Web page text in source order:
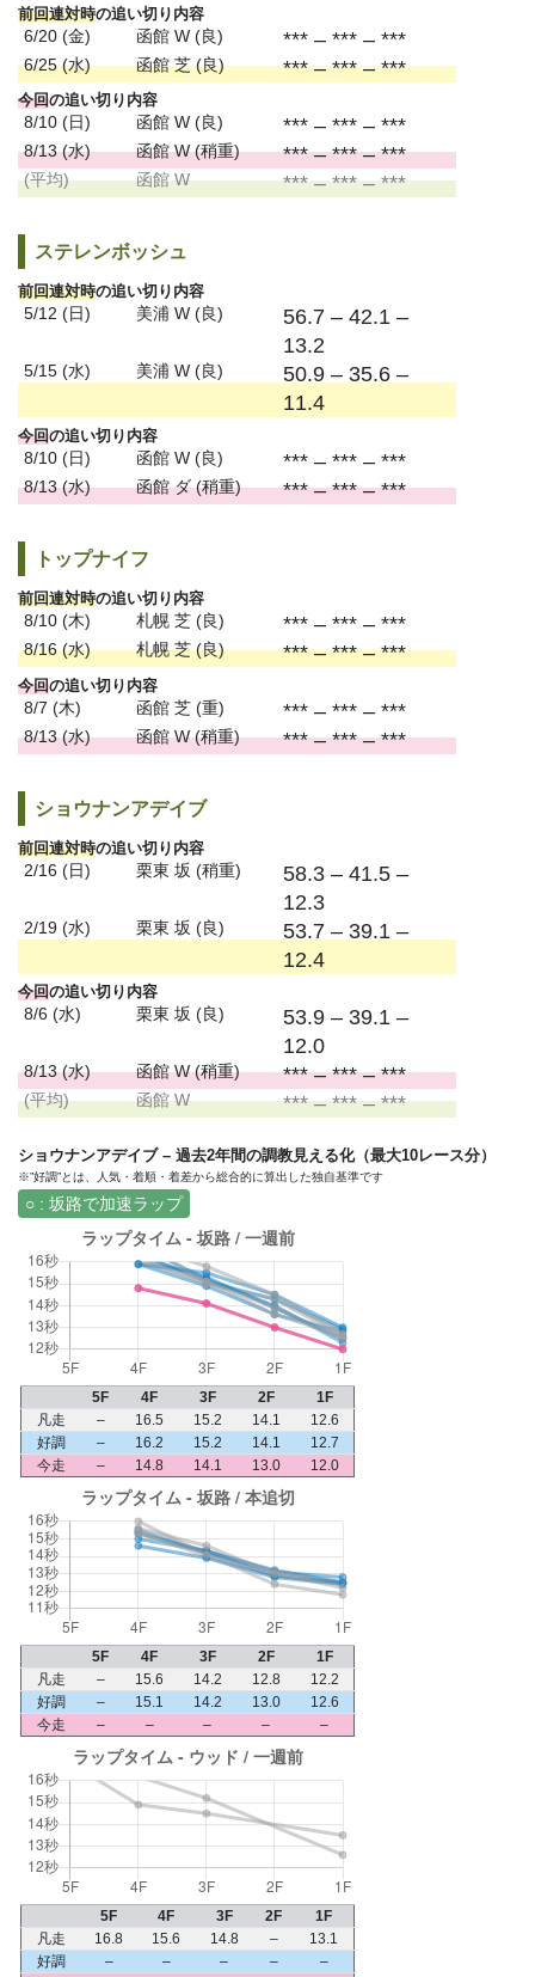
前回連対時の追い切り内容
6/20 (金) 函館 W (良) *** – *** – ***
6/25 (水) 函館 芝 (良) *** – *** – ***
今回の追い切り内容
8/10 (日) 函館 W (良) *** – *** – ***
8/13 (水) 函館 W (稍重) *** – *** – ***
(平均) 函館 W *** – *** – ***
ステレンボッシュ
前回連対時の追い切り内容
5/12 (日) 美浦 W (良)
56.7 – 42.1 –
13.2
5/15 (水) 美浦 W (良)
50.9 – 35.6 –
11.4
今回の追い切り内容
8/10 (日) 函館 W (良) *** – *** – ***
8/13 (水) 函館 ダ (稍重) *** – *** – ***
トップナイフ
前回連対時の追い切り内容
8/10 (木) 札幌 芝 (良) *** – *** – ***
8/16 (水) 札幌 芝 (良) *** – *** – ***
今回の追い切り内容
8/7 (木) 函館 芝 (重) *** – *** – ***
8/13 (水) 函館 W (稍重) *** – *** – ***
ショウナンアデイブ
前回連対時の追い切り内容
2/16 (日) 栗東 坂 (稍重)
58.3 – 41.5 –
12.3
2/19 (水) 栗東 坂 (良)
53.7 – 39.1 –
12.4
今回の追い切り内容
8/6 (水) 栗東 坂 (良)
53.9 – 39.1 –
12.0
8/13 (水) 函館 W (稍重) *** – *** – ***
(平均) 函館 W *** – *** – ***
ショウナンアデイブ – 過去2年間の調教見える化（最大10レース分）
※”好調”とは、人気・着順・着差から総合的に算出した独自基準です
○ : 坂路で加速ラップ
5F 4F 3F 2F
1F
凡走
– 16.5 15.2 14.1
12.6
好調
– 16.2 15.2 14.1
12.7
今走
– 14.8 14.1 13.0 12.0
5F 4F 3F 2F
1F
凡走
– 15.6 14.2 12.8
12.2
好調
– 15.1 14.2 13.0
12.6
今走
– – – – –
5F 4F 3F 2F
1F
凡走
16.8 15.6 14.8 –
13.1
好調
– – – –
–